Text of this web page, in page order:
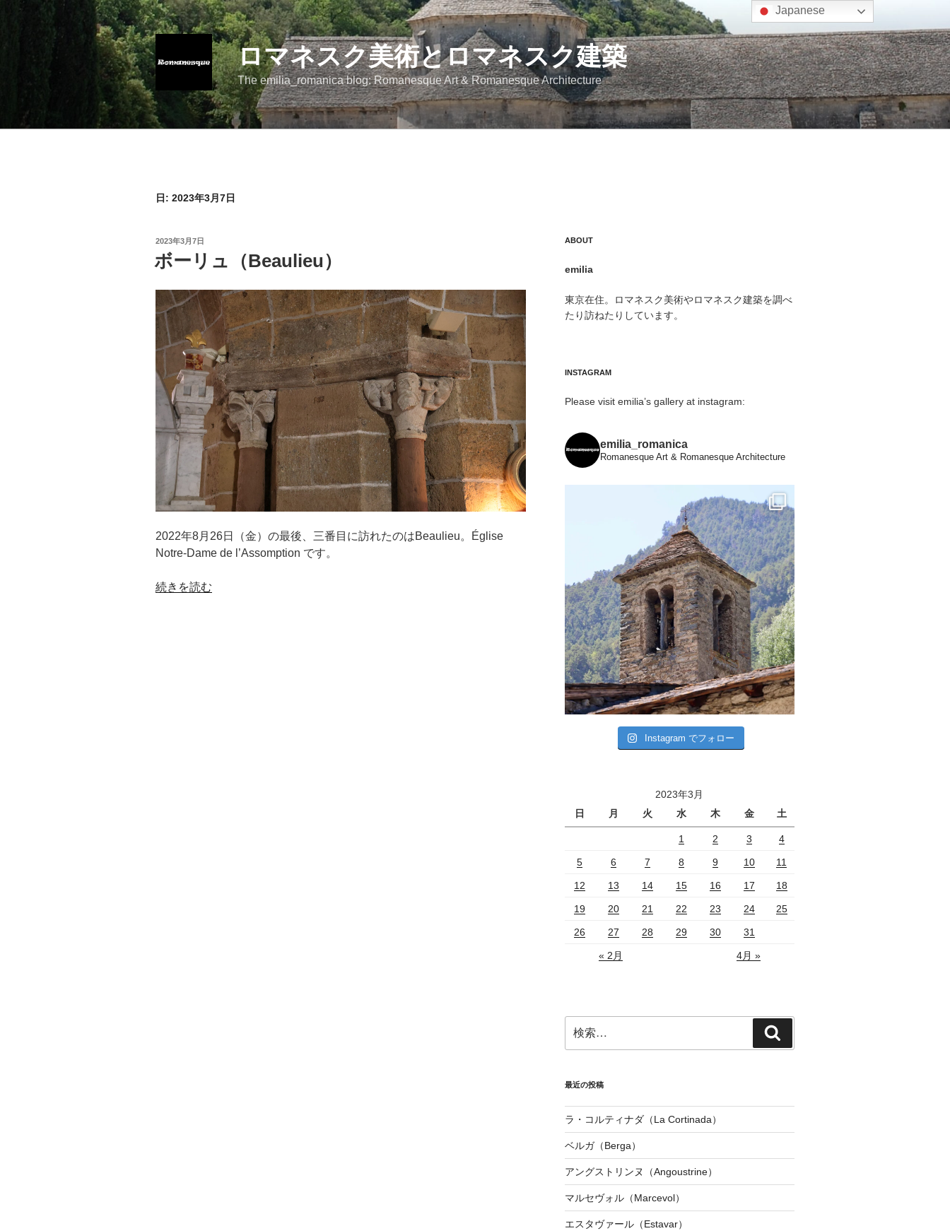
キ
ロマネスク美術とロマネスク建築
The emilia_romanica blog: Romanesque Art & Romanesque Architecture
日: 2023年3月7日
投
日:
2023年3月7日
ボーリュ（Beaulieu）
2022年8月26日（金）の最後、三番目に訪れたのはBeaulieu。Église
Notre-Dame de l’Assomption です。
“ボ
続きを読む
ABOUT
emilia
東京在住。ロマネスク美術やロマネスク建築を調べ
たり訪ねたりしています。
INSTAGRAM
Please visit emilia’s gallery at instagram:
emilia_romanica
Romanesque Art & Romanesque Architecture
Instagram でフォロー
2023年3月
日
月 火 水 木 金 土
1 2 3 4
5 6 7 8 9 10 11
12 13 14 15 16 17 18
19 20 21 22 23 24 25
26 27 28 29 30 31
« 2月 4月 »
索:
索
最近の投稿
ラ・コルティナダ（La Cortinada）
ベルガ（Berga）
アングストリンヌ（Angoustrine）
マルセヴォル（Marcevol）
エスタヴァール（Estavar）
Japanese